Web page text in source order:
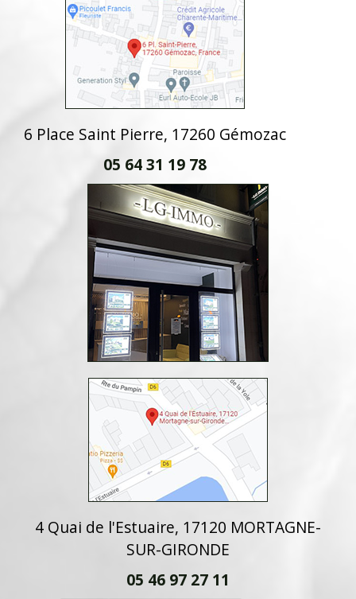
6 Place Saint Pierre, 17260 Gémozac
05 64 31 19 78
4 Quai de l'Estuaire, 17120 MORTAGNE-
SUR-GIRONDE
05 46 97 27 11